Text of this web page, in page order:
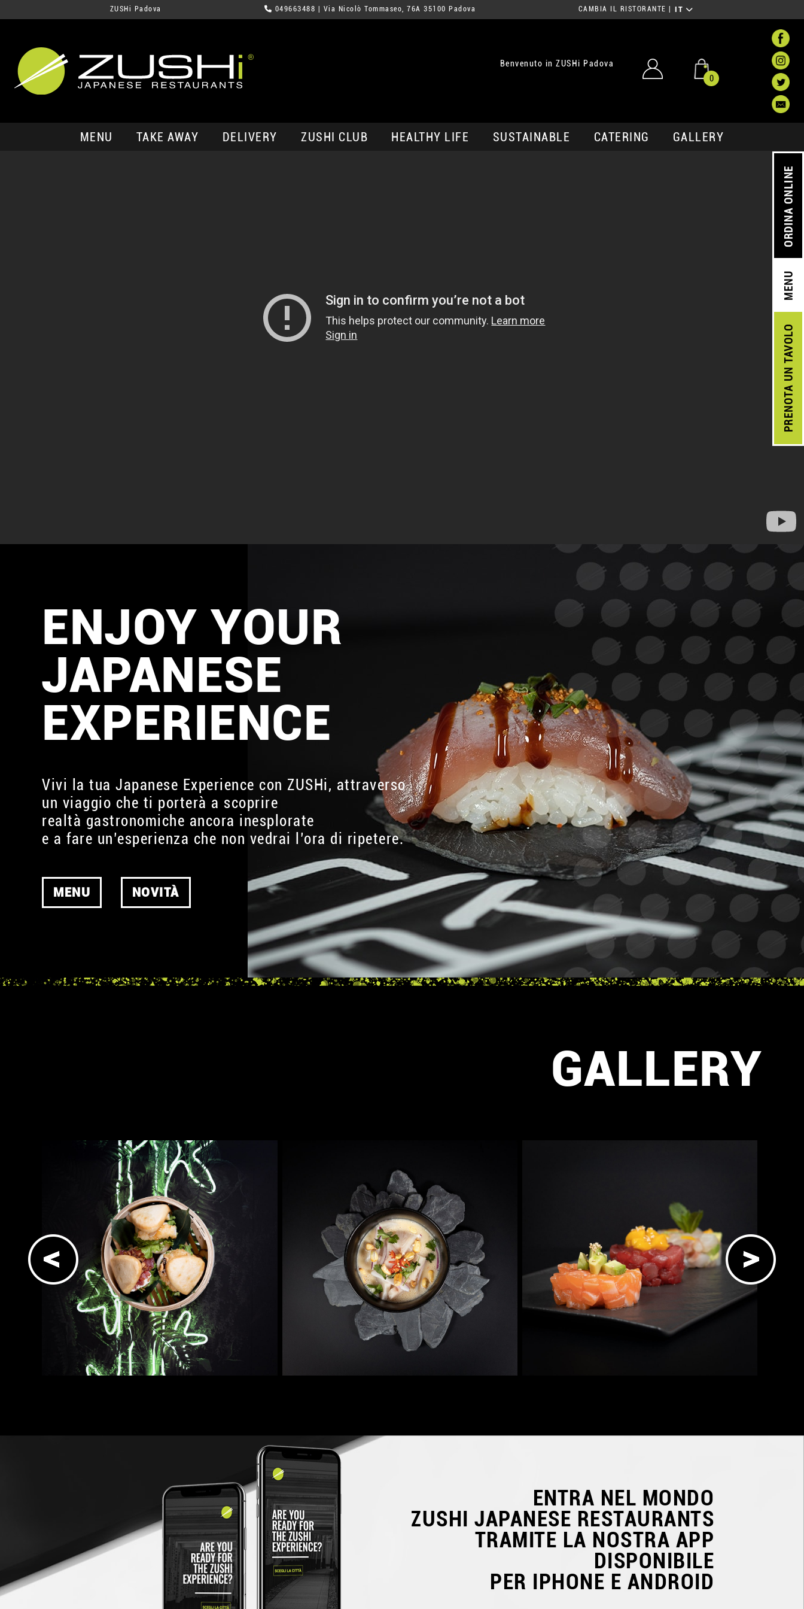
ZUSHi Padova 049663488 | Via Nicolò Tommaseo, 76A 35100 Padova CAMBIA IL RISTORANTE IT
Benvenuto in ZUSHi Padova
0
MENU TAKE AWAY DELIVERY ZUSHI CLUB HEALTHY LIFE SUSTAINABLE CATERING GALLERY
PRENOTA
UN TAVOLO
MENU
ORDINA ONLINE
ENJOY YOUR
JAPANESE
EXPERIENCE
Vivi la tua Japanese Experience con ZUSHi, attraverso
un viaggio che ti porterà a scoprire
realtà gastronomiche ancora inesplorate
e a fare un’esperienza che non vedrai l’ora di ripetere.
MENU NOVITÀ
GALLERY
ENTRA NEL MONDO
ZUSHI JAPANESE RESTAURANTS
TRAMITE LA NOSTRA APP
DISPONIBILE
PER IPHONE E ANDROID